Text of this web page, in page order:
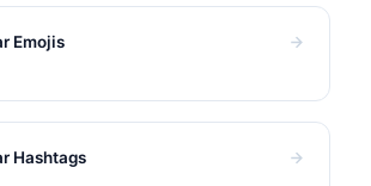
Emojis
Hashtags